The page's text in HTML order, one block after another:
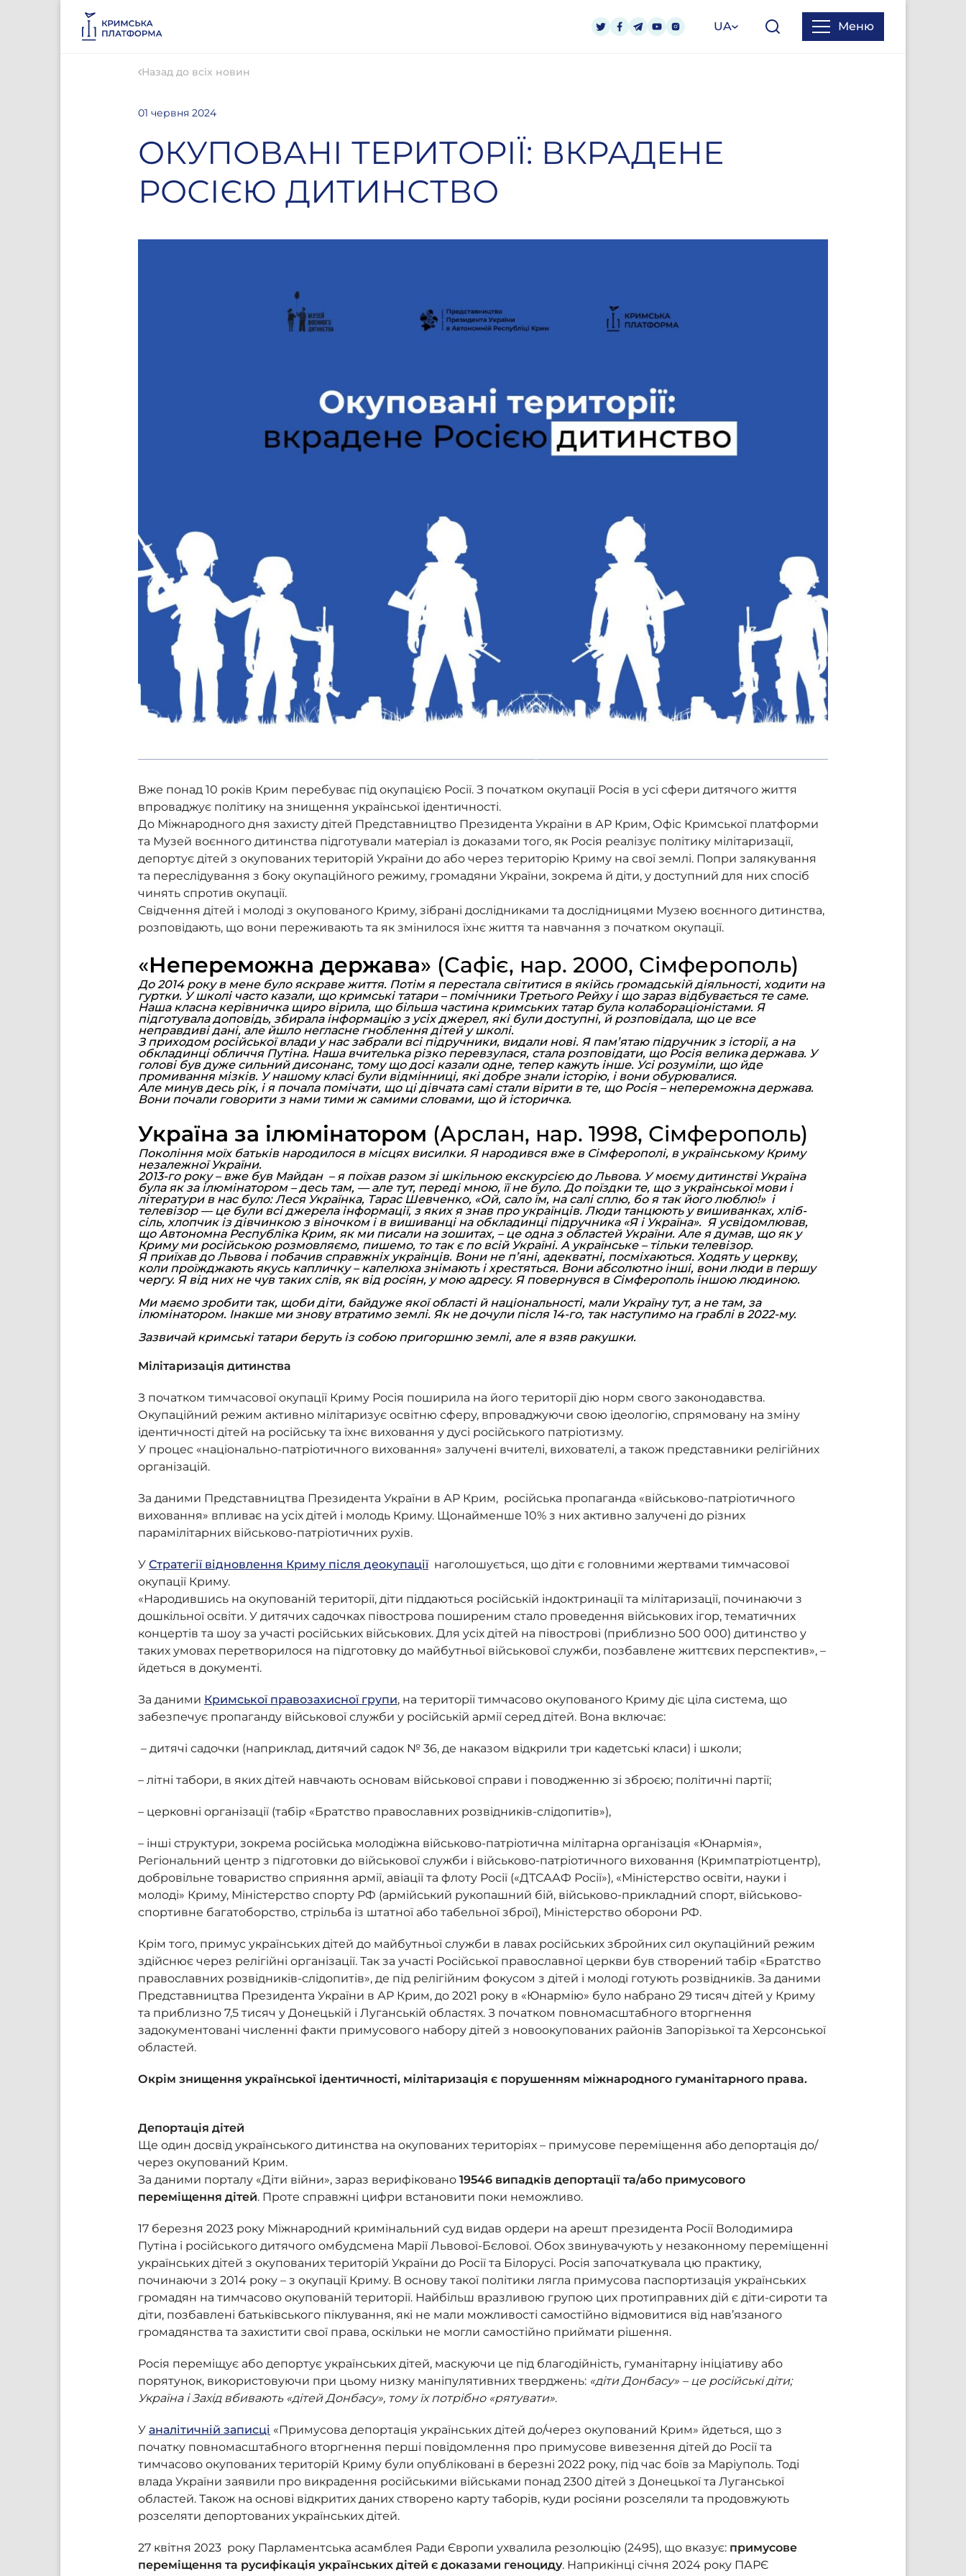
UA Меню
Назад до всіх новин
01 червня 2024
ОКУПОВАНІ ТЕРИТОРІЇ: ВКРАДЕНЕ
РОСІЄЮ ДИТИНСТВО
Вже понад 10 років Крим перебуває під окупацією Росії. З початком окупації Росія в усі сфери дитячого життя
впроваджує політику на знищення української ідентичності.
До Міжнародного дня захисту дітей Представництво Президента України в АР Крим, Офіс Кримської платформи
та Музей воєнного дитинства підготували матеріал із доказами того, як Росія реалізує політику мілітаризації,
депортує дітей з окупованих територій України до або через територію Криму на свої землі. Попри залякування
та переслідування з боку окупаційного режиму, громадяни України, зокрема й діти, у доступний для них спосіб
чинять спротив окупації.
Свідчення дітей і молоді з окупованого Криму, зібрані дослідниками та дослідницями Музею воєнного дитинства,
розповідають, що вони переживають та як змінилося їхнє життя та навчання з початком окупації.
«Непереможна держава» (Сафіє, нар. 2000, Сімферополь)
До 2014 року в мене було яскраве життя. Потім я перестала світитися в якійсь громадській діяльності, ходити на
гуртки. У школі часто казали, що кримські татари – помічники Третього Рейху і що зараз відбувається те саме.
Наша класна керівничка щиро вірила, що більша частина кримських татар була колабораціоністами. Я
підготувала доповідь, збирала інформацію з усіх джерел, які були доступні, й розповідала, що це все
неправдиві дані, але йшло негласне гноблення дітей у школі.
З приходом російської влади у нас забрали всі підручники, видали нові. Я пам’ятаю підручник з історії, а на
обкладинці обличчя Путіна. Наша вчителька різко перевзулася, стала розповідати, що Росія велика держава. У
голові був дуже сильний дисонанс, тому що досі казали одне, тепер кажуть інше. Усі розуміли, що йде
промивання мізків. У нашому класі були відмінниці, які добре знали історію, і вони обурювалися.
Але минув десь рік, і я почала помічати, що ці дівчата самі стали вірити в те, що Росія – непереможна держава.
Вони почали говорити з нами тими ж самими словами, що й історичка.
Україна за ілюмінатором (Арслан, нар. 1998, Сімферополь)
Покоління моїх батьків народилося в місцях висилки. Я народився вже в Сімферополі, в українському Криму
незалежної України.
2013-го року – вже був Майдан – я поїхав разом зі шкільною екскурсією до Львова. У моєму дитинстві Україна
була як за ілюмінатором – десь там, — але тут, переді мною, її не було. До поїздки те, що з української мови і
літератури в нас було: Леся Українка, Тарас Шевченко, «Ой, сало їм, на салі сплю, бо я так його люблю!» і
телевізор — це були всі джерела інформації, з яких я знав про українців. Люди танцюють у вишиванках, хліб-
сіль, хлопчик із дівчинкою з віночком і в вишиванці на обкладинці підручника «Я і Україна». Я усвідомлював,
що Автономна Республіка Крим, як ми писали на зошитах, – це одна з областей України. Але я думав, що як у
Криму ми російською розмовляємо, пишемо, то так є по всій Україні. А українське – тільки телевізор.
Я приїхав до Львова і побачив справжніх українців. Вони не п’яні, адекватні, посміхаються. Ходять у церкву,
коли проїжджають якусь капличку – капелюха знімають і хрестяться. Вони абсолютно інші, вони люди в першу
чергу. Я від них не чув таких слів, як від росіян, у мою адресу. Я повернувся в Сімферополь іншою людиною.
Ми маємо зробити так, щоби діти, байдуже якої області й національності, мали Україну тут, а не там, за
ілюмінатором. Інакше ми знову втратимо землі. Як не дочули після 14-го, так наступимо на граблі в 2022-му.
Зазвичай кримські татари беруть із собою пригоршню землі, але я взяв ракушки.
Мілітаризація дитинства
З початком тимчасової окупації Криму Росія поширила на його території дію норм свого законодавства.
Окупаційний режим активно мілітаризує освітню сферу, впроваджуючи свою ідеологію, спрямовану на зміну
ідентичності дітей на російську та їхнє виховання у дусі російського патріотизму.
У процес «національно-патріотичного виховання» залучені вчителі, вихователі, а також представники релігійних
організацій.
За даними Представництва Президента України в АР Крим, російська пропаганда «військово-патріотичного
виховання» впливає на усіх дітей і молодь Криму. Щонайменше 10% з них активно залучені до різних
парамілітарних військово-патріотичних рухів.
У Стратегії відновлення Криму після деокупації наголошується, що діти є головними жертвами тимчасової
окупації Криму.
«Народившись на окупованій території, діти піддаються російській індоктринації та мілітаризації, починаючи з
дошкільної освіти. У дитячих садочках півострова поширеним стало проведення військових ігор, тематичних
концертів та шоу за участі російських військових. Для усіх дітей на півострові (приблизно 500 000) дитинство у
таких умовах перетворилося на підготовку до майбутньої військової служби, позбавлене життєвих перспектив», –
йдеться в документі.
За даними Кримської правозахисної групи, на території тимчасово окупованого Криму діє ціла система, що
забезпечує пропаганду військової служби у російській армії серед дітей. Вона включає:
– дитячі садочки (наприклад, дитячий садок № 36, де наказом відкрили три кадетські класи) і школи;
– літні табори, в яких дітей навчають основам військової справи і поводженню зі зброєю; політичні партії;
– церковні організації (табір «Братство православних розвідників-слідопитів»),
– інші структури, зокрема російська молодіжна військово-патріотична мілітарна організація «Юнармія»,
Регіональний центр з підготовки до військової служби і військово-патріотичного виховання (Кримпатріотцентр),
добровільне товариство сприяння армії, авіації та флоту Росії («ДТСААФ Росії»), «Міністерство освіти, науки і
молоді» Криму, Міністерство спорту РФ (армійський рукопашний бій, військово-прикладний спорт, військово-
спортивне багатоборство, стрільба із штатної або табельної зброї), Міністерство оборони РФ.
Крім того, примус українських дітей до майбутньої служби в лавах російських збройних сил окупаційний режим
здійснює через релігійні організації. Так за участі Російської православної церкви був створений табір «Братство
православних розвідників-слідопитів», де під релігійним фокусом з дітей і молоді готують розвідників. За даними
Представництва Президента України в АР Крим, до 2021 року в «Юнармію» було набрано 29 тисяч дітей у Криму
та приблизно 7,5 тисяч у Донецькій і Луганській областях. З початком повномасштабного вторгнення
задокументовані численні факти примусового набору дітей з новоокупованих районів Запорізької та Херсонської
областей.
Окрім знищення української ідентичності, мілітаризація є порушенням міжнародного гуманітарного права.
Депортація дітей
Ще один досвід українського дитинства на окупованих територіях – примусове переміщення або депортація до/
через окупований Крим.
За даними порталу «Діти війни», зараз верифіковано 19546 випадків депортації та/або примусового
переміщення дітей. Проте справжні цифри встановити поки неможливо.
17 березня 2023 року Міжнародний кримінальний суд видав ордери на арешт президента Росії Володимира
Путіна і російського дитячого омбудсмена Марії Львової-Бєлової. Обох звинувачують у незаконному переміщенні
українських дітей з окупованих територій України до Росії та Білорусі. Росія започаткувала цю практику,
починаючи з 2014 року – з окупації Криму. В основу такої політики лягла примусова паспортизація українських
громадян на тимчасово окупованій території. Найбільш вразливою групою цих протиправних дій є діти-сироти та
діти, позбавлені батьківського піклування, які не мали можливості самостійно відмовитися від нав’язаного
громадянства та захистити свої права, оскільки не могли самостійно приймати рішення.
Росія переміщує або депортує українських дітей, маскуючи це під благодійність, гуманітарну ініціативу або
порятунок, використовуючи при цьому низку маніпулятивних тверджень: «діти Донбасу» – це російські діти;
Україна і Захід вбивають «дітей Донбасу», тому їх потрібно «рятувати».
У аналітичній записці «Примусова депортація українських дітей до/через окупований Крим» йдеться, що з
початку повномасштабного вторгнення перші повідомлення про примусове вивезення дітей до Росії та
тимчасово окупованих територій Криму були опубліковані в березні 2022 року, під час боїв за Маріуполь. Тоді
влада України заявили про викрадення російськими військами понад 2300 дітей з Донецької та Луганської
областей. Також на основі відкритих даних створено карту таборів, куди росіяни розселяли та продовжують
розселяти депортованих українських дітей.
27 квітня 2023 року Парламентська асамблея Ради Європи ухвалила резолюцію (2495), що вказує: примусове
переміщення та русифікація українських дітей є доказами геноциду. Наприкінці січня 2024 року ПАРЄ